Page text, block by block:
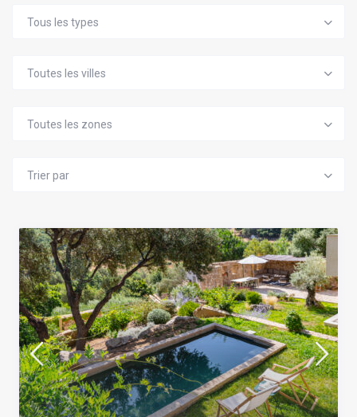
Tous les types
Toutes les villes
Toutes les zones
Trier par